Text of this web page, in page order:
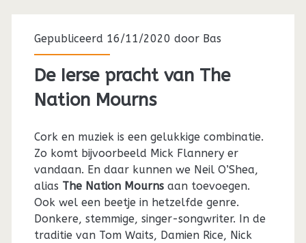
Gepubliceerd 16/11/2020 door Bas
De Ierse pracht van The
Nation Mourns
Cork en muziek is een gelukkige combinatie.
Zo komt bijvoorbeeld Mick Flannery er
vandaan. En daar kunnen we Neil O’Shea,
alias The Nation Mournsaan toevoegen.
Ook wel een beetje in hetzelfde genre.
Donkere, stemmige, singer-songwriter. In de
traditie van Tom Waits, Damien Rice, Nick